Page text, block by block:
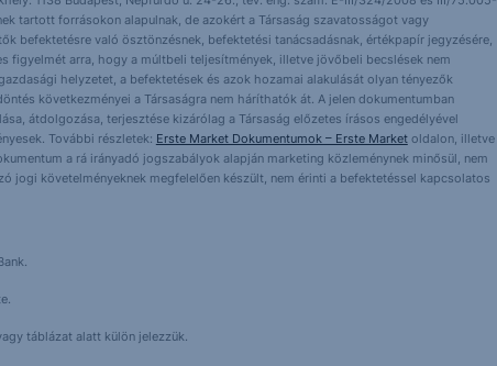
tartott forrásokon alapulnak, de azokért a Társaság szavatosságot vagy
befektetésre való ösztönzésnek, befektetési tanácsadásnak, értékpapír jegyzésére,
figyelmét arra, hogy a múltbeli teljesítmények, illetve jövőbeli becslések nem
helyzetet, a befektetések és azok hozamai alakulását olyan tényezők
következményei a Társaságra nem háríthatók át. A jelen dokumentumban
átdolgozása, terjesztése kizárólag a Társaság előzetes írásos engedélyével
További részletek: Erste Market Dokumentumok – Erste Marketoldalon, illetve
a rá irányadó jogszabályok alapján marketing közleménynek minősül, nem
jogi követelményeknek megfelelően készült, nem érinti a befektetéssel kapcsolatos
táblázat alatt külön jelezzük.